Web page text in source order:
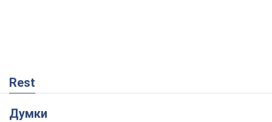
Rest
Думки